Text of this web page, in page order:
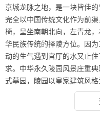
京城龙脉之地，是一块皆佳
完全以中国传统文化作为前
椅，呈坐南朝北向，左青龙
华民族传统的择陵方位。因
动的生气遇到官厅的水又止
求。中华永久陵园风景庄重
式墓园，陵园以皇家建筑风